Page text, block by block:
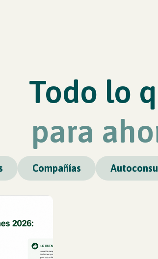
Todo lo
para
Compañías